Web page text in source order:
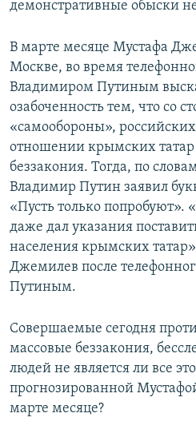
демонстративные обыски
В марте месяце Мустафа
Москве, во время
Владимиром Путиным
озабоченность тем, что со
«самообороны»,
отношении крымских
беззакония. Тогда, по
Владимир Путин заявил
«Пусть только попробуют».
даже дал указания
населения крымских
Джемилев после
Путиным.
Совершаемые сегодня
массовые беззакония,
людей не является ли все
прогнозированной
марте месяце?